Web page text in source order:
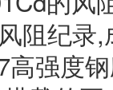
阻纪录
强度